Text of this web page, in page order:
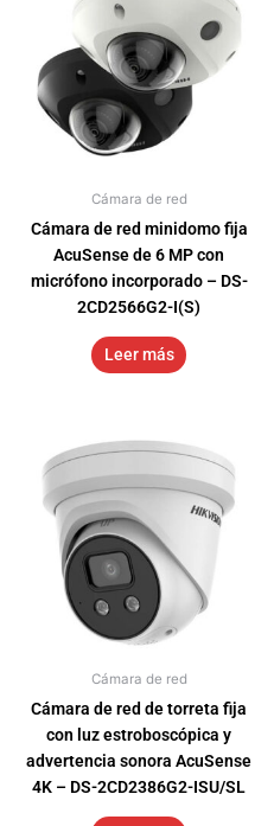
Cámara de red
Cámara de red minidomo fija
AcuSense de 6 MP con
micrófono incorporado – DS-
2CD2566G2-I(S)
Leer más
Cámara de red
Cámara de red de torreta fija
con luz estroboscópica y
advertencia sonora AcuSense
4K – DS-2CD2386G2-ISU/SL